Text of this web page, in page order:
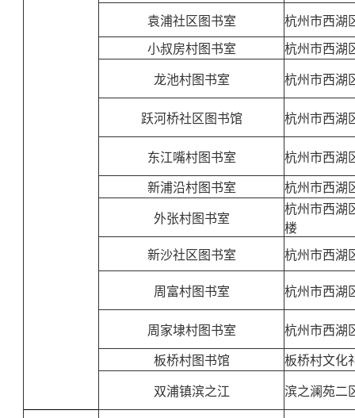
袁浦社区图书室 杭州市西湖
小叔房村图书室 杭州市西湖
龙池村图书室 杭州市西湖
跃河桥社区图书馆 杭州市西湖
东江嘴村图书室 杭州市西湖
新浦沿村图书室 杭州市西湖
外张村图书室
杭州市西湖
楼
新沙社区图书室
杭州市西湖
周富村图书室 杭州市西湖
周家埭村图书室 杭州市西湖
板桥村图书馆 板桥村文化
双浦镇滨之江 滨之澜苑二